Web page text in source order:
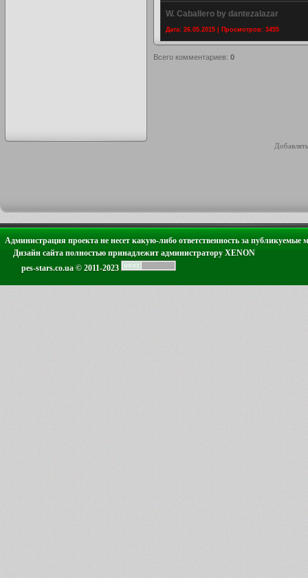
W. Caballero by dantezalazar
Дата: 26.05.2015 | Просмотров: 3455
Всего комментариев: 0
Администрация проекта не несет какую-либо ответственность за публикуемые
Дизайн сайта полностью принадлежит администратору XENON
pes-stars.co.ua © 2011-2023